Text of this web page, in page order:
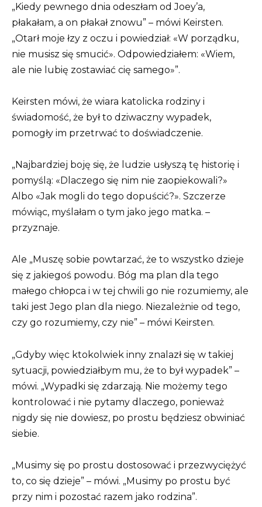
„Kiedy pewnego dnia odeszłam od Joey’a,
płakałam, a on płakał znowu” – mówi Keirsten.
„Otarł moje łzy z oczu i powiedział: «W porządku,
nie musisz się smucić». Odpowiedziałem: «Wiem,
ale nie lubię zostawiać cię samego»”.
Keirsten mówi, że wiara katolicka rodziny i
świadomość, że był to dziwaczny wypadek,
pomogły im przetrwać to doświadczenie.
„Najbardziej boję się, że ludzie usłyszą tę historię i
pomyślą: «Dlaczego się nim nie zaopiekowali?»
Albo «Jak mogli do tego dopuścić?». Szczerze
mówiąc, myślałam o tym jako jego matka. –
przyznaje.
Ale „Muszę sobie powtarzać, że to wszystko dzieje
się z jakiegoś powodu. Bóg ma plan dla tego
małego chłopca i w tej chwili go nie rozumiemy, ale
taki jest Jego plan dla niego. Niezależnie od tego,
czy go rozumiemy, czy nie” – mówi Keirsten.
„Gdyby więc ktokolwiek inny znalazł się w takiej
sytuacji, powiedziałbym mu, że to był wypadek” –
mówi. „Wypadki się zdarzają. Nie możemy tego
kontrolować i nie pytamy dlaczego, ponieważ
nigdy się nie dowiesz, po prostu będziesz obwiniać
siebie.
„Musimy się po prostu dostosować i przezwyciężyć
to, co się dzieje” – mówi. „Musimy po prostu być
przy nim i pozostać razem jako rodzina”.